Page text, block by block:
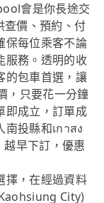
會是你長途交
查價、預約、付
保每位乘客不論
服務。透明的收
的包車首選，讓
，只要花一分鐘
即成立，訂單成
南投縣和เกาสง
早下訂，優惠
擇，在經過資料
City)